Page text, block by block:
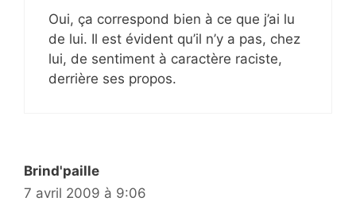
Oui, ça correspond bien à ce que j’ai lu
de lui. Il est évident qu’il n’y a pas, chez
lui, de sentiment à caractère raciste,
derrière ses propos.
Brind'paille
7 avril 2009 à 9:06